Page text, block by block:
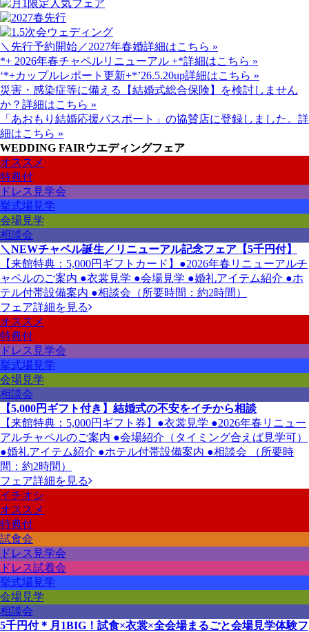
＼先行予約開始／2027年春婚詳細はこちら »
*+ 2026年春チャペルリニューアル +*詳細はこちら »
‘*+カップルレポート更新+*’26.5.20up詳細はこちら »
災害・感染症等に備える【結婚式総合保険】を検討しません
か？ 詳細はこちら »
「あおもり結婚応援パスポート」の協賛店に登録しました。 詳
細はこちら »
WEDDING FAIRウエディングフェア
オススメ
特典付
ドレス見学会
挙式場見学
会場見学
相談会
＼NEWチャペル誕生／リニューアル記念フェア【5千円付】
【来館特典：5,000円ギフトカード】●2026年春リニューアルチ
ャペルのご案内 ●衣裳見学 ●会場見学 ●婚礼アイテム紹介 ●ホ
テル付帯設備案内 ●相談会（所要時間：約2時間）
フェア詳細を見る
オススメ
特典付
ドレス見学会
挙式場見学
会場見学
相談会
【5,000円ギフト付き】結婚式の不安をイチから相談
【来館特典：5,000円ギフト券】●衣裳見学 ●2026年春リニュー
アルチャペルのご案内 ●会場紹介（タイミング合えば見学可）
●婚礼アイテム紹介 ●ホテル付帯設備案内 ●相談会 （所要時
間：約2時間）
フェア詳細を見る
イチオシ
オススメ
特典付
試食会
ドレス見学会
ドレス試着会
挙式場見学
会場見学
相談会
5千円付＊月1BIG！試食×衣裳×全会場まるごと会場見学体験フ